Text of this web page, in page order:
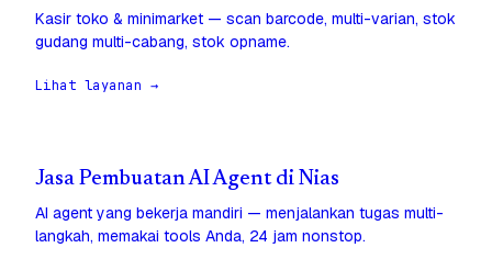
Kasir toko & minimarket — scan barcode, multi-varian, stok
gudang multi-cabang, stok opname.
Lihat layanan →
Jasa Pembuatan AI Agent di Nias
AI agent yang bekerja mandiri — menjalankan tugas multi-
langkah, memakai tools Anda, 24 jam nonstop.